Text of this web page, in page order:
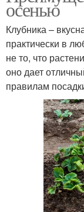
осенью
Клубника –
практически в
не то, что
оно дает
правилам